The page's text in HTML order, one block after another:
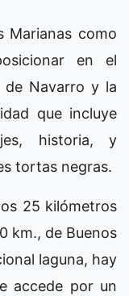
Marianas como
en el
de Navarro y la
que incluye
historia, y
tortas negras.
25 kilómetros
km., de Buenos
laguna, hay
accede por un